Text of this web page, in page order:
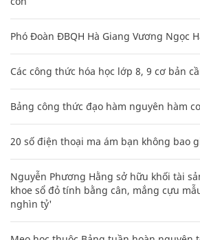
Phó Đoàn ĐBQH Hà Giang Vương Ngọc
Các công thức hóa học lớp 8, 9 cơ bản
Bảng công thức đạo hàm nguyên hàm
20 số điện thoại ma ám bạn không bao
Nguyễn Phương Hằng sở hữu khối tài
khoe sổ đỏ tính bằng cân, mắng cựu
nghìn tỷ'